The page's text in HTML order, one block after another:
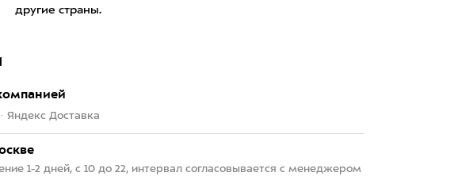
другие страны.
Яндекс Доставка
1-2 дней, с 10 до 22, интервал согласовывается с менеджером